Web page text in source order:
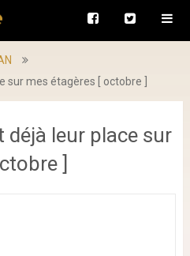
sur mes étagères [ octobre ]
déjà leur place sur
]